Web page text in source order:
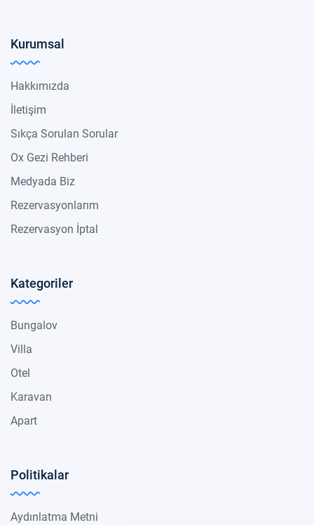
Kurumsal
Hakkımızda
İletişim
Sıkça Sorulan Sorular
Ox Gezi Rehberi
Medyada Biz
Rezervasyonlarım
Rezervasyon İptal
Kategoriler
Bungalov
Villa
Otel
Karavan
Apart
Politikalar
Aydınlatma Metni